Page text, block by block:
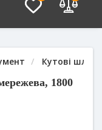
Кутові
1800